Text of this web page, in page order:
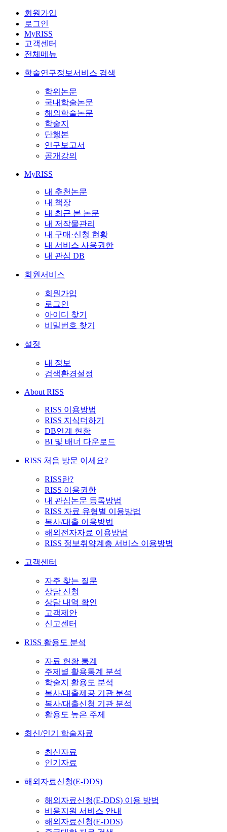
회원가입
로그인
MyRISS
고객센터
전체메뉴
학술연구정보서비스 검색
학위논문
국내학술논문
해외학술논문
학술지
단행본
연구보고서
공개강의
MyRISS
내 추천논문
내 책장
내 최근 본 논문
내 저작물관리
내 구매·신청 현황
내 서비스 사용권한
내 관심 DB
회원서비스
회원가입
로그인
아이디 찾기
비밀번호 찾기
설정
내 정보
검색환경설정
About RISS
RISS 이용방법
RISS 지식더하기
DB연계 현황
BI 및 배너 다운로드
RISS 처음 방문 이세요?
RISS란?
RISS 이용권한
내 관심논문 등록방법
RISS 자료 유형별 이용방법
복사/대출 이용방법
해외전자자료 이용방법
RISS 정보취약계층 서비스 이용방법
고객센터
자주 찾는 질문
상담 신청
상담 내역 확인
고객제안
신고센터
RISS 활용도 분석
자료 현황 통계
주제별 활용통계 분석
학술지 활용도 분석
복사/대출제공 기관 분석
복사/대출신청 기관 분석
활용도 높은 주제
최신/인기 학술자료
최신자료
인기자료
해외자료신청(E-DDS)
해외자료신청(E-DDS) 이용 방법
비용지원 서비스 안내
해외자료신청(E-DDS)